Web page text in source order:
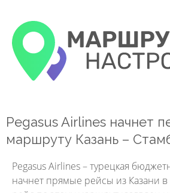
Pegasus Airlines начнет
маршруту Казань –
Pegasus Airlines – турецкая
начнет прямые рейсы из Казани